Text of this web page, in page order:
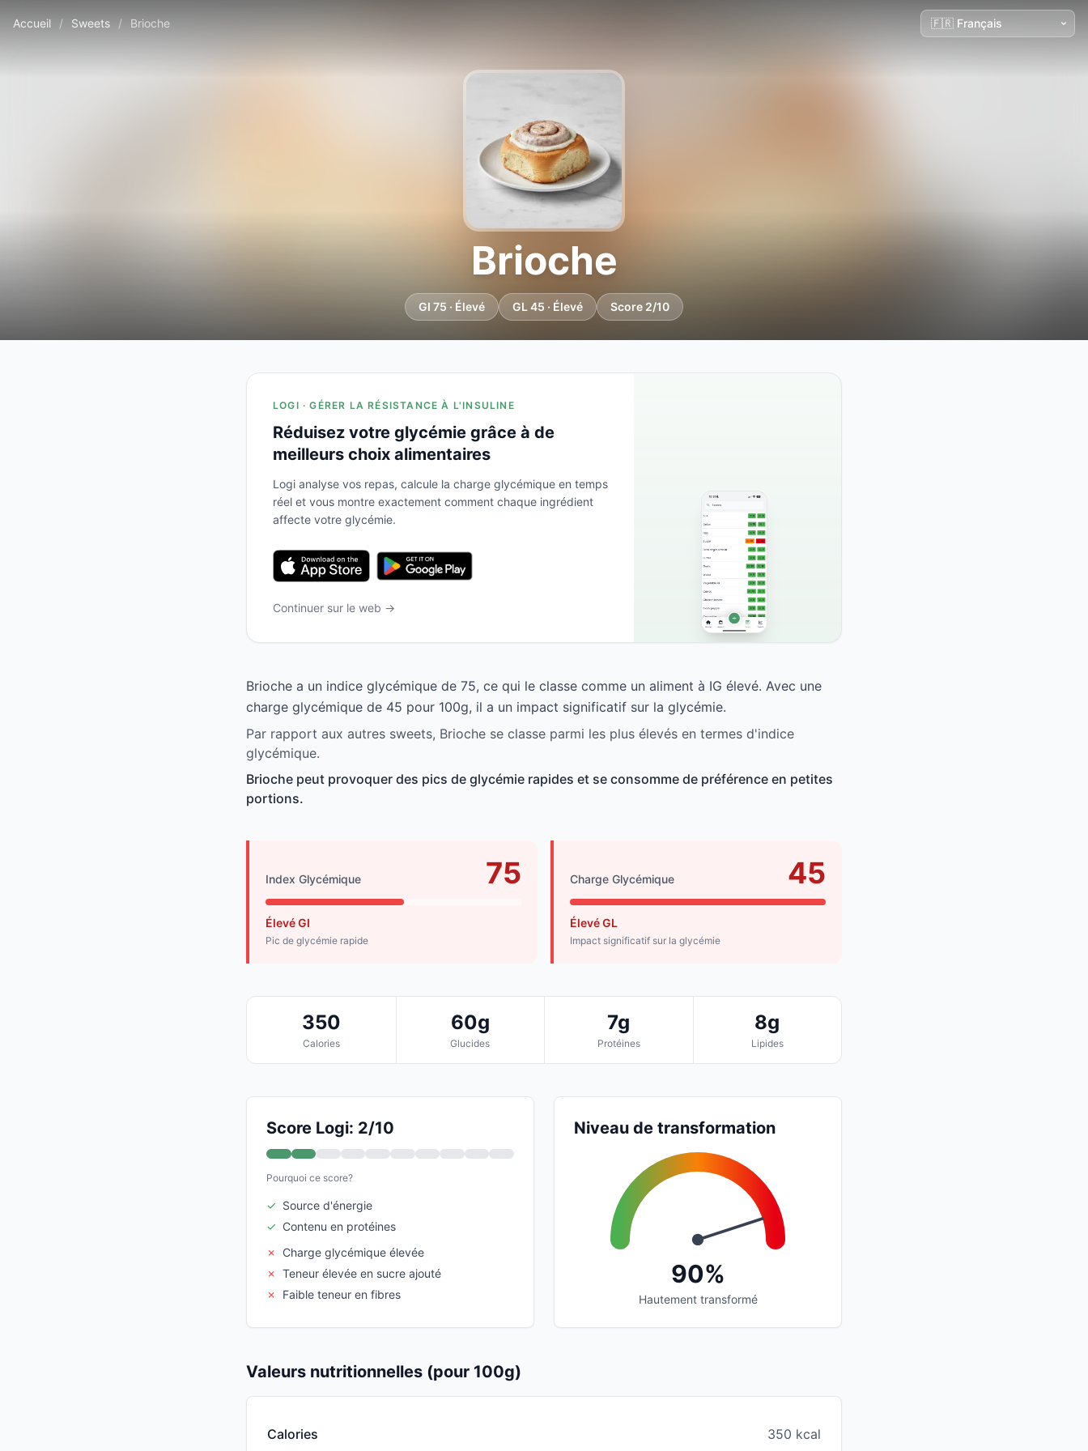
Accueil / Sweets / Brioche
Brioche
GI 75 · Élevé GL 45 · Élevé Score 2/10
LOGI · GÉRER LA RÉSISTANCE À L'INSULINE
Réduisez votre glycémie grâce à de
meilleurs choix alimentaires
Logi analyse vos repas, calcule la charge glycémique en temps
réel et vous montre exactement comment chaque ingrédient
affecte votre glycémie.
Continuer sur le web →
Brioche a un indice glycémique de 75, ce qui le classe comme un aliment à IG élevé. Avec une
charge glycémique de 45 pour 100g, il a un impact significatif sur la glycémie.
Par rapport aux autres sweets, Brioche se classe parmi les plus élevés en termes d'indice
glycémique.
Brioche peut provoquer des pics de glycémie rapides et se consomme de préférence en petites
portions.
Index Glycémique 75
Élevé GI
Pic de glycémie rapide
Charge Glycémique 45
Élevé GL
Impact significatif sur la glycémie
350
Calories
60g
Glucides
7g
Protéines
8g
Lipides
Score Logi: 2/10
Pourquoi ce score?
✓ Source d'énergie
✓ Contenu en protéines
✗
Charge glycémique élevée
✗ Teneur élevée en sucre ajouté
✗
Faible teneur en fibres
Niveau de transformation
90%
Hautement transformé
Valeurs nutritionnelles (pour 100g)
Calories 350 kcal